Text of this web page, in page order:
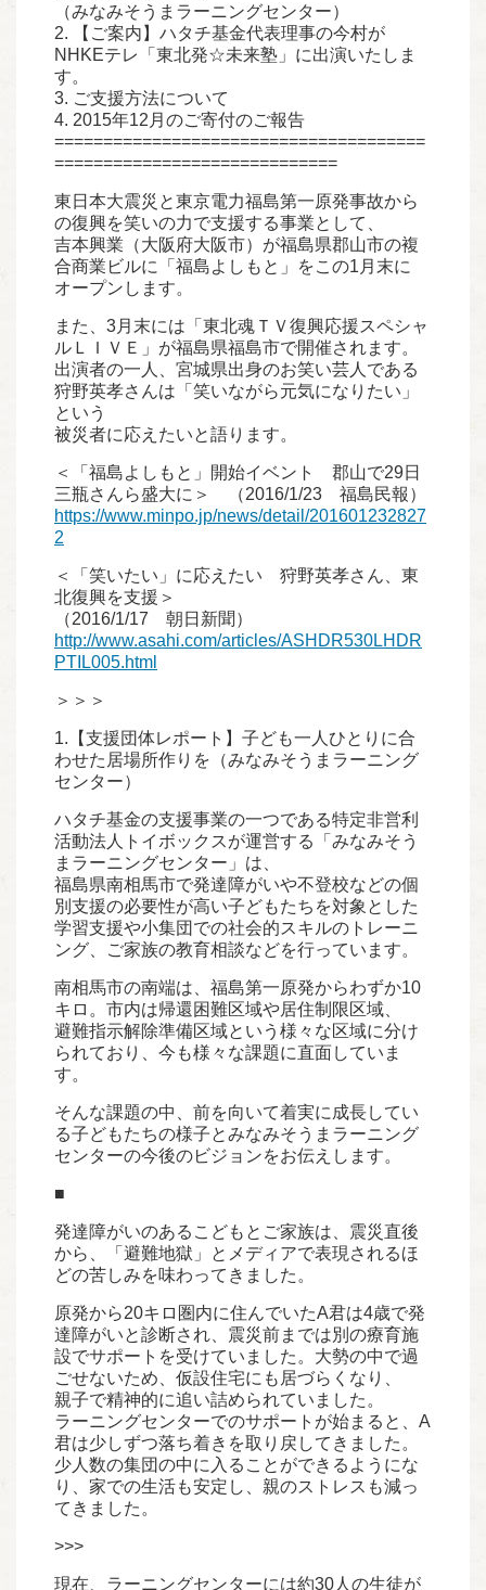
（みなみそうまラーニングセンター）
2. 【ご案内】ハタチ基金代表理事の今村が
NHKEテレ「東北発☆未来塾」に出演いたしま
す。
3. ご支援方法について
4. 2015年12月のご寄付のご報告
======================================
=============================
東日本大震災と東京電力福島第一原発事故から
の復興を笑いの力で支援する事業として、
吉本興業（大阪府大阪市）が福島県郡山市の複
合商業ビルに「福島よしもと」をこの1月末に
オープンします。
また、3月末には「東北魂ＴＶ復興応援スペシャ
ルＬＩＶＥ」が福島県福島市で開催されます。
出演者の一人、宮城県出身のお笑い芸人である
狩野英孝さんは「笑いながら元気になりたい」
という
被災者に応えたいと語ります。
＜「福島よしもと」開始イベント 郡山で29日
三瓶さんら盛大に＞ （2016/1/23 福島民報）
https://www.minpo.jp/news/detail/201601232827
2
＜「笑いたい」に応えたい 狩野英孝さん、東
北復興を支援＞
（2016/1/17 朝日新聞）
http://www.asahi.com/articles/ASHDR530LHDR
PTIL005.html
＞＞＞
1.【支援団体レポート】子ども一人ひとりに合
わせた居場所作りを（みなみそうまラーニング
センター）
ハタチ基金の支援事業の一つである特定非営利
活動法人トイボックスが運営する「みなみそう
まラーニングセンター」は、
福島県南相馬市で発達障がいや不登校などの個
別支援の必要性が高い子どもたちを対象とした
学習支援や小集団での社会的スキルのトレーニ
ング、ご家族の教育相談などを行っています。
南相馬市の南端は、福島第一原発からわずか10
キロ。市内は帰還困難区域や居住制限区域、
避難指示解除準備区域という様々な区域に分け
られており、今も様々な課題に直面していま
す。
そんな課題の中、前を向いて着実に成長してい
る子どもたちの様子とみなみそうまラーニング
センターの今後のビジョンをお伝えします。
■
発達障がいのあるこどもとご家族は、震災直後
から、「避難地獄」とメディアで表現されるほ
どの苦しみを味わってきました。
原発から20キロ圏内に住んでいたA君は4歳で発
達障がいと診断され、震災前までは別の療育施
設でサポートを受けていました。大勢の中で過
ごせないため、仮設住宅にも居づらくなり、
親子で精神的に追い詰められていました。
ラーニングセンターでのサポートが始まると、A
君は少しずつ落ち着きを取り戻してきました。
少人数の集団の中に入ることができるようにな
り、家での生活も安定し、親のストレスも減っ
てきました。
>>>
現在、ラーニングセンターには約30人の生徒が